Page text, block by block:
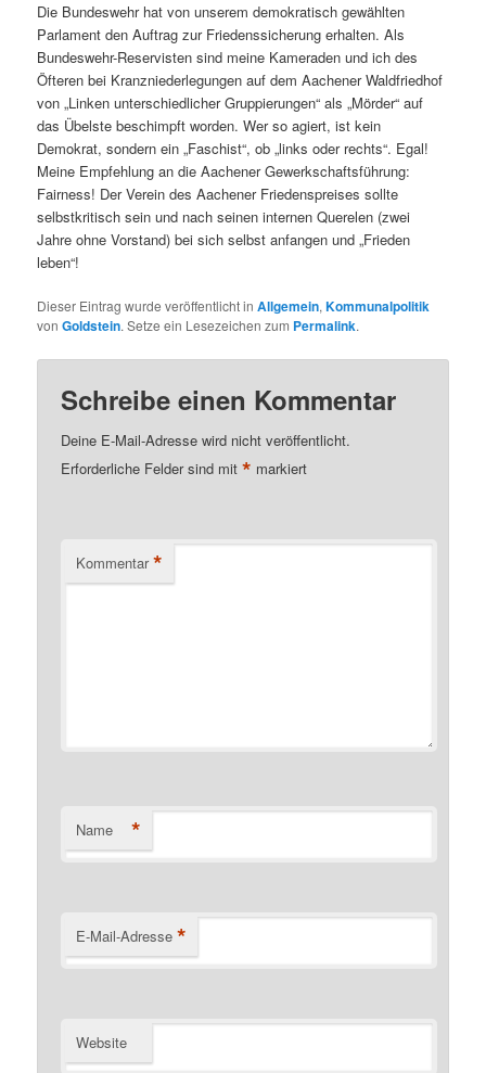
Die Bundeswehr hat von unserem demokratisch gewählten
Parlament den Auftrag zur Friedenssicherung erhalten. Als
Bundeswehr-Reservisten sind meine Kameraden und ich des
Öfteren bei Kranzniederlegungen auf dem Aachener Waldfriedhof
von „Linken unterschiedlicher Gruppierungen“ als „Mörder“ auf
das Übelste beschimpft worden. Wer so agiert, ist kein
Demokrat, sondern ein „Faschist“, ob „links oder rechts“. Egal!
Meine Empfehlung an die Aachener Gewerkschaftsführung:
Fairness! Der Verein des Aachener Friedenspreises sollte
selbstkritisch sein und nach seinen internen Querelen (zwei
Jahre ohne Vorstand) bei sich selbst anfangen und „Frieden
leben“!
Dieser Eintrag wurde veröffentlicht inAllgemein,Kommunalpolitik
vonGoldstein. Setze ein Lesezeichen zum Permalink.
Schreibe einen Kommentar
Deine E-Mail-Adresse wird nicht veröffentlicht.
Erforderliche Felder sind mit* markiert
Kommentar *
Name *
E-Mail-Adresse *
Website